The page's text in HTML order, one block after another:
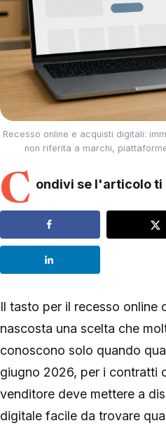
Recesso online e acquisti digitali:
non riferita a marchi,
C ondivi se l'articolo ti
Il tasto per il recesso online
nascosta una scelta che
conoscono solo quando
giugno 2026, per i contratti
venditore deve mettere a
digitale facile da trovare